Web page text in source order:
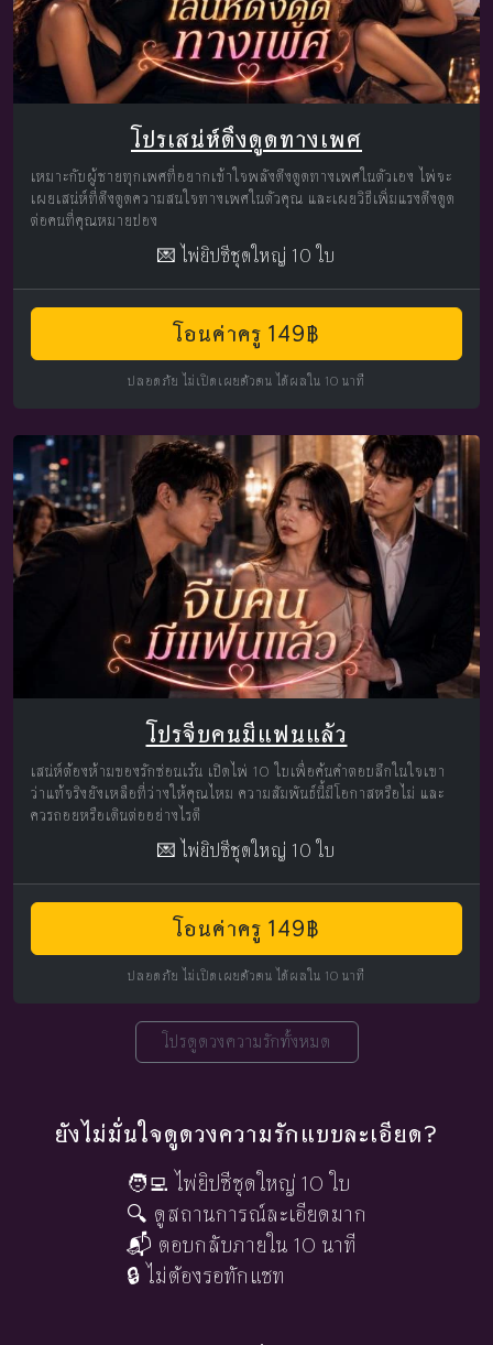
โปรเสน่ห์ดึงดูดทางเพศ
เหมาะกับผู้ชายทุกเพศที่อยากเข้าใจพลังดึงดูดทางเพศในตัวเอง ไพ่จะ
เผยเสน่ห์ที่ดึงดูดความสนใจทางเพศในตัวคุณ และเผยวิธีเพิ่มแรงดึงดูด
ต่อคนที่คุณหมายปอง
💌 ไพ่ยิปซีชุดใหญ่ 10 ใบ
โอนค่าครู 149฿
ปลอดภัย ไม่เปิดเผยตัวตน ได้ผลใน 10 นาที
โปรจีบคนมีแฟนแล้ว
เสน่ห์ต้องห้ามของรักซ่อนเร้น เปิดไพ่ 10 ใบเพื่อค้นคำตอบลึกในใจเขา
ว่าแท้จริงยังเหลือที่ว่างให้คุณไหม ความสัมพันธ์นี้มีโอกาสหรือไม่ และ
ควรถอยหรือเดินต่ออย่างไรดี
💌 ไพ่ยิปซีชุดใหญ่ 10 ใบ
โอนค่าครู 149฿
ปลอดภัย ไม่เปิดเผยตัวตน ได้ผลใน 10 นาที
โปรดูดวงความรักทั้งหมด
ยังไม่มั่นใจดูดวงความรักแบบละเอียด?
🧑‍💻 ไพ่ยิปซีชุดใหญ่ 10 ใบ
🔍 ดูสถานการณ์ละเอียดมาก
📬 ตอบกลับภายใน 10 นาที
🔒 ไม่ต้องรอทักแชท